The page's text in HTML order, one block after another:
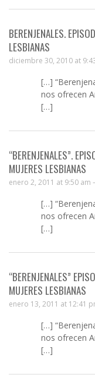
BERENJENALES.
LESBIANAS
diciembre 30, 2010 at
[…]
nos ofrecen
[…]
“BERENJENALES”.
MUJERES LESBIANAS
enero 2, 2011 at 9:50 am
[…]
nos ofrecen
[…]
“BERENJENALES”
MUJERES LESBIANAS
enero 13, 2011 at 12:41
[…]
nos ofrecen
[…]